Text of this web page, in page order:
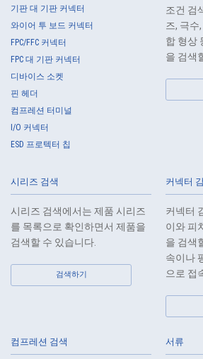
of personal data and handle personal data
are required to handle the personal data of
Company shall supervise such data as
to ensure the security control of the personal
etc.
When the Company entrusts the handling of
Customers, etc., the Company shall
data as required and appropriate so as to
appropriate security control of the personal
obtaining the prior consent of the individual.
Except as otherwise required by law, the
the verification and recording obligations
When preparing the anonymously processed
shall comply with the standards prescribed
and implement appropriate security control
In the case of the leak of personal
the extent reasonable and take steps to
the principle that the Customers, etc. shall be
기판 대 기판 커넥터
와이어 투 보드 커넥터
FPC/FFC 커넥터
FPC 대 기판 커넥터
디바이스 소켓
핀 헤더
컴프레션 터미널
I/O 커넥터
ESD 프로텍터 칩
조건 검
즈, 극수
합 형상
을 검색
시리즈 검색
시리즈 검색에서는 제품 시리즈
를 목록으로 확인하면서 제품을
검색할 수 있습니다.
검색하기
커넥터
커넥터
이와 피
을 검색
속이나
으로 접
컴프레션 검색 서류